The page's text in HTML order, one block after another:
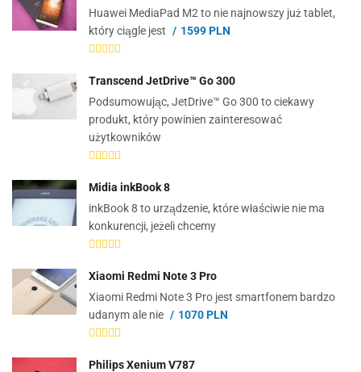
Huawei MediaPad M2 to nie najnowszy już tablet,
który ciągle jest
1599 PLN
Transcend JetDrive™ Go 300
Podsumowując, JetDrive™ Go 300 to ciekawy
produkt, który powinien zainteresować
użytkowników
Midia inkBook 8
inkBook 8 to urządzenie, które właściwie nie ma
konkurencji, jeżeli chcemy
Xiaomi Redmi Note 3 Pro
Xiaomi Redmi Note 3 Pro jest smartfonem bardzo
udanym ale nie
1070 PLN
Philips Xenium V787